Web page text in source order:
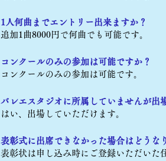
1人何曲までエントリー出来ますか？
追加1曲8000円で何曲でも可能です。
コンクールのみの参加は可能ですか？
コンクールのみの参加は可能です。
バレエスタジオに所属していませんが
はい、出場していただけます。
表彰式に出席できなかった場合はどうな
表彰状は申し込み時にご登録いただいた